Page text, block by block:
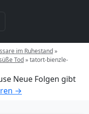
im Ruhestand»
Tod»tatort-bienzle-
Neue Folgen gibt
→